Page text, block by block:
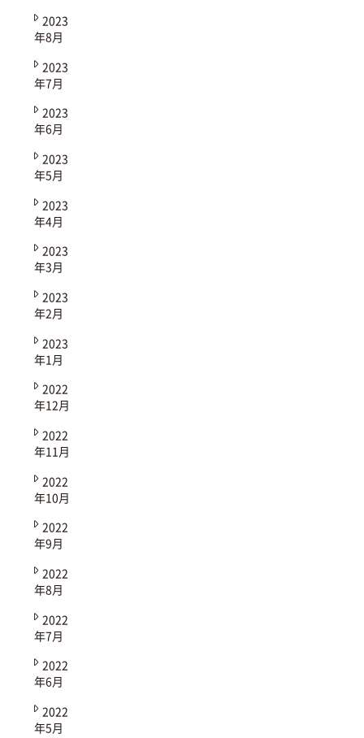
2023
年8月
2023
年7月
2023
年6月
2023
年5月
2023
年4月
2023
年3月
2023
年2月
2023
年1月
2022
年12月
2022
年11月
2022
年10月
2022
年9月
2022
年8月
2022
年7月
2022
年6月
2022
年5月